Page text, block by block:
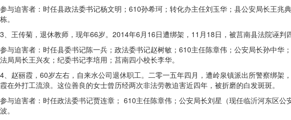
参与迫害者：时任县政法委书记杨文明；610孙希珂；转化办主任刘玉华；县公安局长王
栋。
3、王传菊，退休教师，现年66岁。2014年6月16日遭绑架，11月18日，被莒南县法院诬
参与迫害者：时任县委书记陈一兵；政法委书记赵树敏；610主任陈章伟；公安局长孙中
法局局长王兴友；纪委书记李培用；莒南四小校长李华。
4、赵丽霞，60岁左右，自来水公司退休职工。二零一五年四月，遭岭泉镇派出所警察绑
霞在外打工流浪。这位善良的女士曾历经两次非法劳教迫害近四年，被折磨的白发斑斑。
参与迫害者：时任政法委书记贾连章； 610主任陈章伟；公安局长刘星（现任临沂河东区
波。